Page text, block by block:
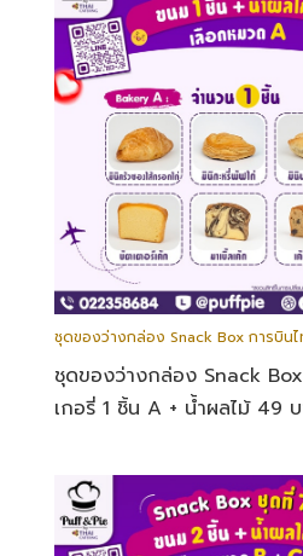
ชุดของว่างกล่อง Snack Box การบินไ
ชุดของว่างกล่อง Snack
เกอรี่ 1 ชิ้น A + น้ำผลไม้ 49